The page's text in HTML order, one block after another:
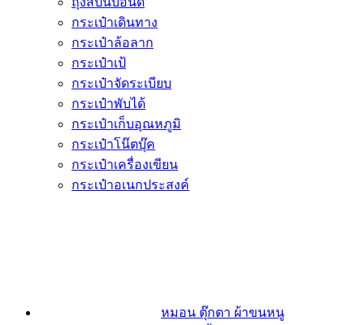
กระเป๋าเดินทาง
กระเป๋าล้อลาก
กระเป๋าเป้
กระเป๋าจัดระเบียบ
กระเป๋าพับได้
กระเป๋าเก็บอุณหภูมิ
กระเป๋าโน๊ตบุ๊ค
กระเป๋าเครื่องเขียน
กระเป๋าอเนกประสงค์
หมอน ตุ๊กตา ผ้าขนหนู